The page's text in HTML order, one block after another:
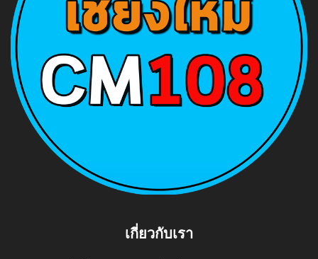
เกี่ยวกับเรา